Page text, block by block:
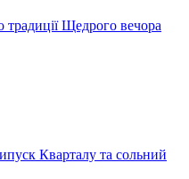
Щедрого вечора
Кварталу та сольний